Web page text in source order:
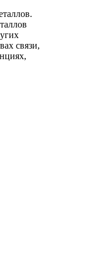
связи,